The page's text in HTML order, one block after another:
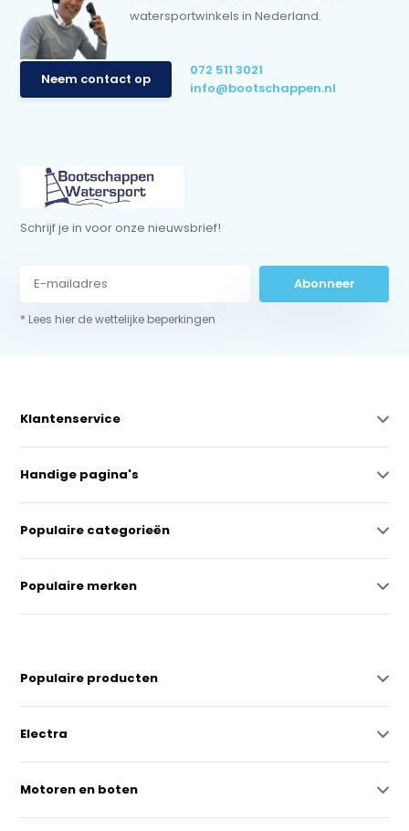
watersportwinkels in Nederland.
Neem contact op
072 511 3021
info@bootschappen.nl
Schrijf je in voor onze nieuwsbrief!
Abonneer
* Lees hier de wettelijke beperkingen
Klantenservice
Handige pagina's
Populaire categorieën
Populaire merken
Populaire producten
Electra
Motoren en boten